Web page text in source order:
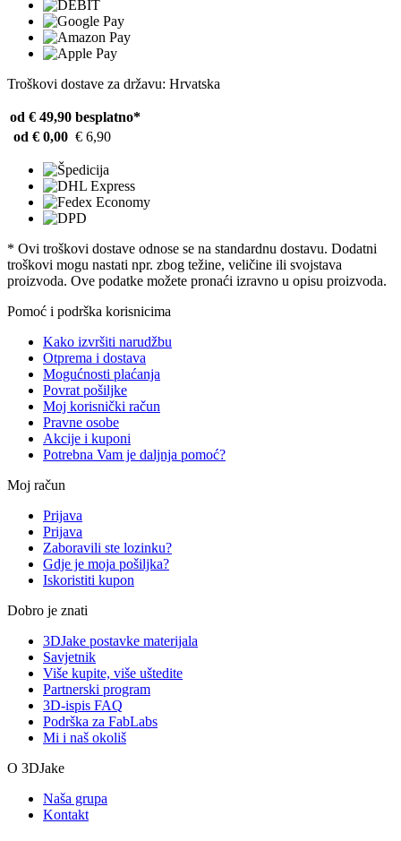
Troškovi dostave za državu: Hrvatska
od € 49,90 besplatno*
od € 0,00 € 6,90
* Ovi troškovi dostave odnose se na standardnu ​​dostavu. Dodatni
troškovi mogu nastati npr. zbog težine, veličine ili svojstava
proizvoda. Ove podatke možete pronaći izravno u opisu proizvoda.
Pomoć i podrška korisnicima
Kako izvršiti narudžbu
Otprema i dostava
Mogućnosti plaćanja
Povrat pošiljke
Moj korisnički račun
Pravne osobe
Akcije i kuponi
Potrebna Vam je daljnja pomoć?
Moj račun
Prijava
Prijava
Zaboravili ste lozinku?
Gdje je moja pošiljka?
Iskoristiti kupon
Dobro je znati
3DJake postavke materijala
Savjetnik
Više kupite, više uštedite
Partnerski program
3D-ispis FAQ
Podrška za FabLabs
Mi i naš okoliš
O 3DJake
Naša grupa
Kontakt